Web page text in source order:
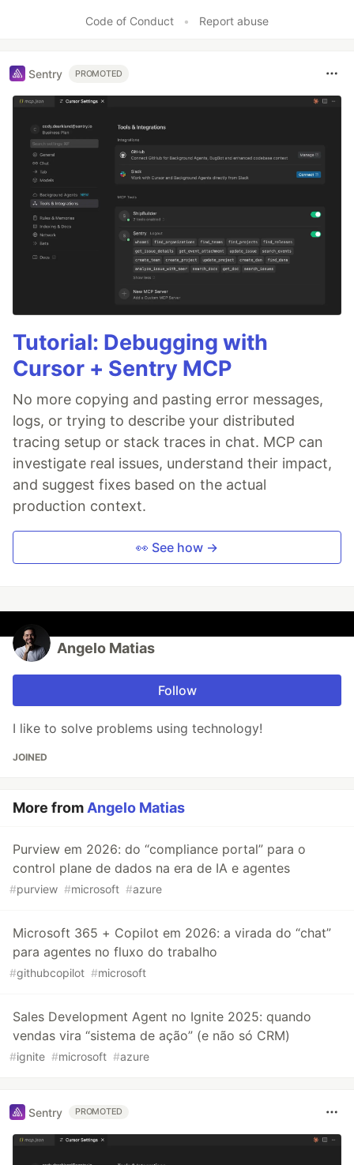
Code of Conduct • Report abuse
Sentry PROMOTED
Tutorial: Debugging with
Cursor + Sentry MCP
No more copying and pasting error messages,
logs, or trying to describe your distributed
tracing setup or stack traces in chat. MCP can
investigate real issues, understand their impact,
and suggest fixes based on the actual
production context.
👀 See how →
Angelo Matias
Follow
I like to solve problems using technology!
JOINED
More fromAngelo Matias
Purview em 2026: do “compliance portal” para o
control plane de dados na era de IA e agentes
#purview #microsoft #azure
Microsoft 365 + Copilot em 2026: a virada do “chat”
para agentes no fluxo do trabalho
#githubcopilot #microsoft
Sales Development Agent no Ignite 2025: quando
vendas vira “sistema de ação” (e não só CRM)
#ignite #microsoft #azure
Sentry PROMOTED